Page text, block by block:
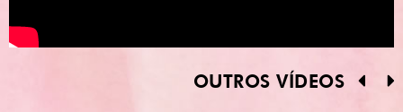
OUTROS VÍDEOS